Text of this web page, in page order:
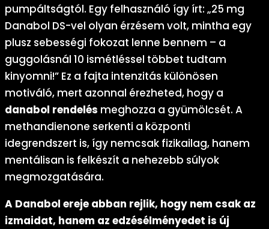
pumpáltságtól. Egy felhasználó így írt: „25 mg
Danabol DS-vel olyan érzésem volt, mintha egy
plusz sebességi fokozat lenne bennem – a
guggolásnál 10 ismétléssel többet tudtam
kinyomni!” Ez a fajta intenzitás különösen
motiváló, mert azonnal érezheted, hogy a
danabol rendelés meghozza a gyümölcsét. A
methandienone serkenti a központi
idegrendszert is, így nemcsak fizikailag, hanem
mentálisan is felkészít a nehezebb súlyok
megmozgatására.
A Danabol ereje abban rejlik, hogy nem csak az
izmaidat, hanem az edzésélményedet is új